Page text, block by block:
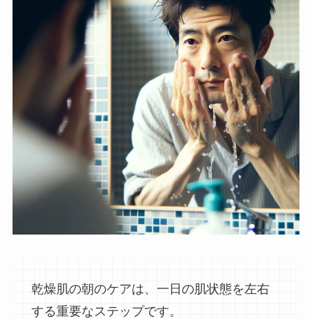
乾燥肌の朝のケアは、一日の肌状態を左右
する重要なステップです。